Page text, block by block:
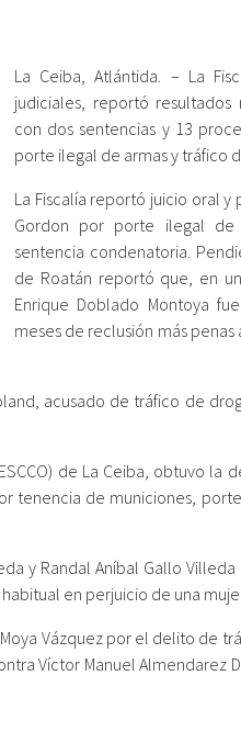
La Ceiba, Atlántida. – La
judiciales, reportó
con dos sentencias y 13
porte ilegal de armas y tráfico
La Fiscalía reportó juicio oral
Gordon por porte ilegal de
sentencia condenatoria.
de Roatán reportó que, en
Enrique Doblado Montoya
meses de reclusión más
acusado de tráfico de
de La Ceiba, obtuvo la
tenencia de municiones,
y Randal Aníbal Gallo
en perjuicio de una
Vázquez por el delito de
Víctor Manuel Almendarez